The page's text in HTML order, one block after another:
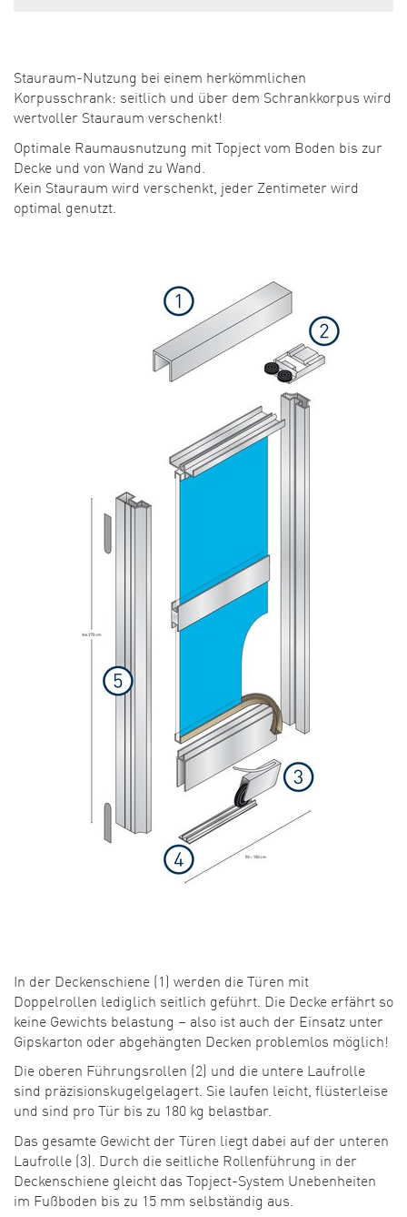
Stauraum-Nutzung bei einem herkömmlichen
Korpusschrank: seitlich und über dem Schrankkorpus wird
wertvoller Stauraum verschenkt!
Optimale Raumausnutzung mit Topject vom Boden bis zur
Decke und von Wand zu Wand.
Kein Stauraum wird verschenkt, jeder Zentimeter wird
optimal genutzt.
In der Deckenschiene (1) werden die Türen mit
Doppelrollen lediglich seitlich geführt. Die Decke erfährt so
keine Gewichts belastung – also ist auch der Einsatz unter
Gipskarton oder abgehängten Decken problemlos möglich!
Die oberen Führungsrollen (2) und die untere Laufrolle
sind präzisionskugelgelagert. Sie laufen leicht, flüsterleise
und sind pro Tür bis zu 180 kg belastbar.
Das gesamte Gewicht der Türen liegt dabei auf der unteren
Laufrolle (3). Durch die seitliche Rollenführung in der
Deckenschiene gleicht das Topject-System Unebenheiten
im Fußboden bis zu 15 mm selbständig aus.